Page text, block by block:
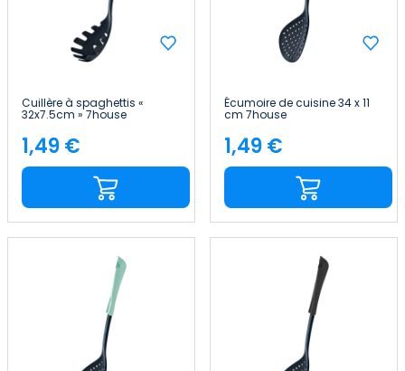
Cuillère à spaghettis «
32x7.5cm » 7house
Price
1,49 €
Écumoire de cuisine 34 x 11
cm 7house
Price
1,49 €